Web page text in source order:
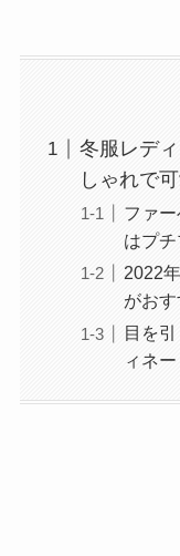
冬服レデ
しゃれで
ファ
はプ
2022
がお
目を
ィネ